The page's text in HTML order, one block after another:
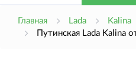
Главная Lada Kalina
Путинская Lada Kalina